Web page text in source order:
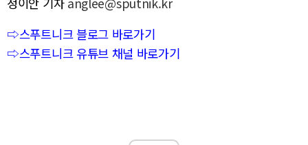
⇨스푸트니크 블로그 바로가기
⇨스푸트니크 유튜브 채널 바로가기